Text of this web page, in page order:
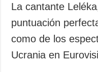
ADICIONAL
Podcasts
Publicaciones
La cantante
puntuación
como de los
Ucrania en